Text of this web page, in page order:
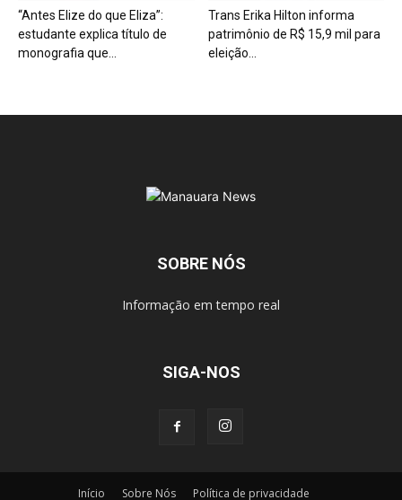
“Antes Elize do que Eliza”:
estudante explica título de
monografia que...
Trans Erika Hilton informa
patrimônio de R$ 15,9 mil para
eleição...
SOBRE NÓS
Informação em tempo real
SIGA-NOS
Início Sobre Nós Política de privacidade